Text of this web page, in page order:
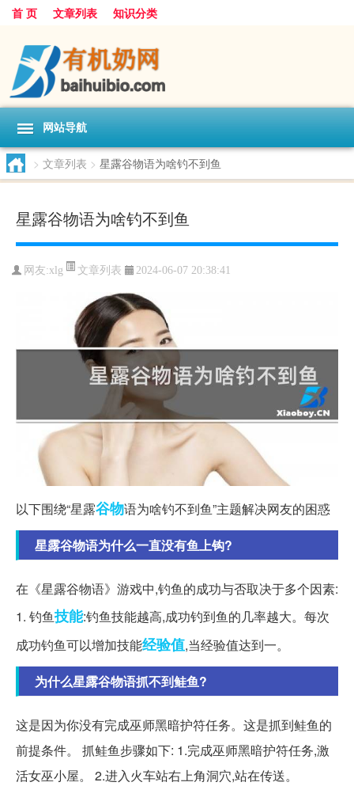
首 页 文章列表 知识分类
网站导航
> 文章列表 > 星露谷物语为啥钓不到鱼
星露谷物语为啥钓不到鱼
网友:xlg 文章列表 2024-06-07 20:38:41
以下围绕“星露谷物语为啥钓不到鱼”主题解决网友的困惑
星露谷物语为什么一直没有鱼上钩?
在《星露谷物语》游戏中,钓鱼的成功与否取决于多个因素:
1. 钓鱼技能:钓鱼技能越高,成功钓到鱼的几率越大。每次
成功钓鱼可以增加技能经验值,当经验值达到一。
为什么星露谷物语抓不到鲑鱼?
这是因为你没有完成巫师黑暗护符任务。这是抓到鲑鱼的
前提条件。 抓鲑鱼步骤如下: 1.完成巫师黑暗护符任务,激
活女巫小屋。 2.进入火车站右上角洞穴,站在传送。